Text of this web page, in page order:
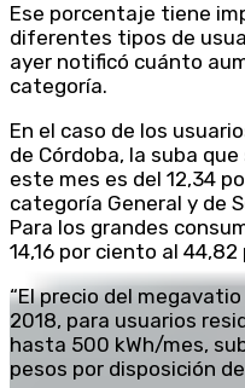
Ese porcentaje tiene
diferentes tipos de
ayer notificó cuánto
categoría.
En el caso de los
de Córdoba, la suba
este mes es del 12,34
categoría General y de
Para los grandes
14,16 por ciento al
“El precio del
2018, para usuarios
hasta 500 kWh/mes,
pesos por disposición